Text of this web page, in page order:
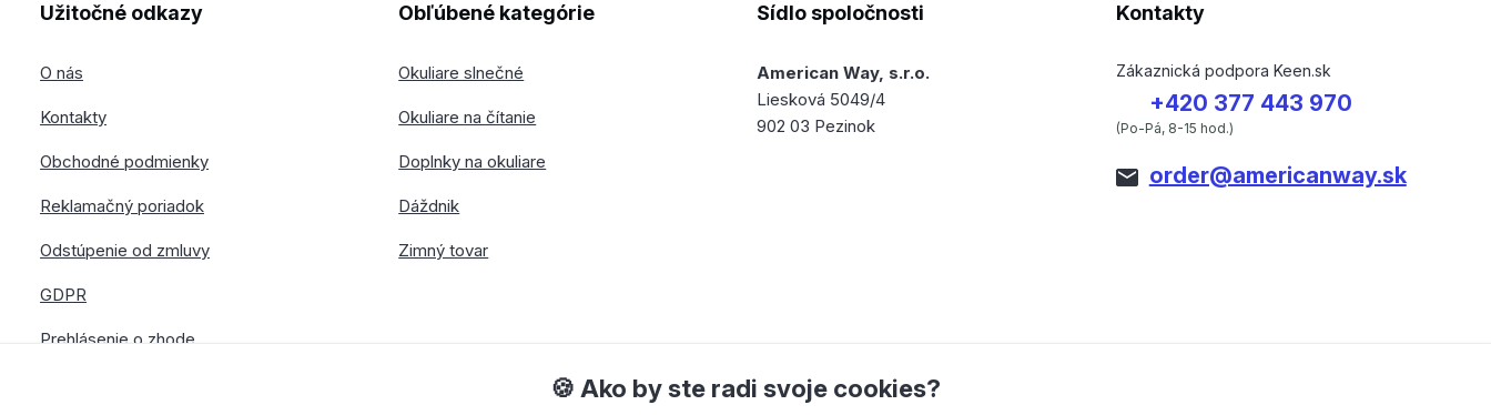
Užitočné odkazy
O nás
Kontakty
Obchodné podmienky
Reklamačný poriadok
Odstúpenie od zmluvy
GDPR
Prehlásenie o zhode
Obľúbené kategórie
Okuliare slnečné
Okuliare na čítanie
Doplnky na okuliare
Dáždnik
Zimný tovar
Sídlo spoločnosti
American Way, s.r.o.
Liesková 5049/4
902 03 Pezinok
Kontakty
Zákaznická podpora Keen.sk
+420 377 443 970
(Po-Pá, 8-15 hod.)
order@americanway.sk
🍪 Ako by ste radi svoje cookies?